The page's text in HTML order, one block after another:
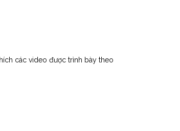
các video được trình bày theo